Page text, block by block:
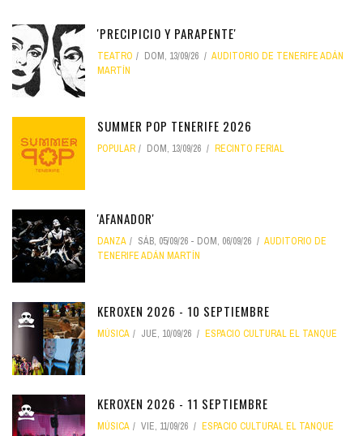
'PRECIPICIO Y PARAPENTE'
TEATRO DOM, 13/09/26
AUDITORIO DE TENERIFE ADÁN
MARTÍN
SUMMER POP TENERIFE 2026
POPULAR DOM, 13/09/26 RECINTO FERIAL
'AFANADOR'
DANZA SÁB, 05/09/26 - DOM, 06/09/26
AUDITORIO DE
TENERIFE ADÁN MARTÍN
KEROXEN 2026 - 10 SEPTIEMBRE
MÚSICA JUE, 10/09/26 ESPACIO CULTURAL EL TANQUE
KEROXEN 2026 - 11 SEPTIEMBRE
MÚSICA VIE, 11/09/26 ESPACIO CULTURAL EL TANQUE